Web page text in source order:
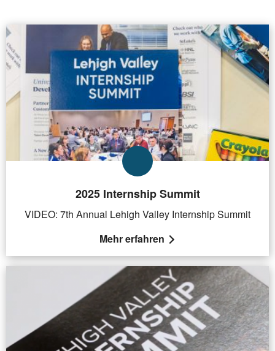
2025 Internship Summit
VIDEO: 7th Annual Lehigh Valley Internship Summit
Mehr erfahren